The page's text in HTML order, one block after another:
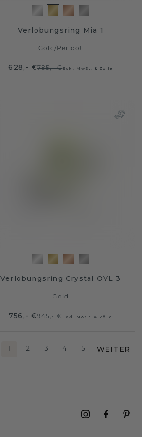
Verlobungsring Mia 1
Gold / Peridot
628,- €785,- €Exkl. MwSt. & Zölle
Verlobungsring Crystal OVL 3
Gold
756,- €945,- €Exkl. MwSt. & Zölle
1 2 3 4 5 WEITER